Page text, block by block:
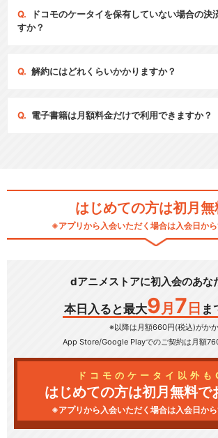
ドコモのケータイを保有していない場合の決
すか？
解約にはどれくらいかかりますか？
電子書籍は月額料金だけで利用できますか？
はじめての方は初月無
※アプリから入会いただく場合は入会日か
dアニメストアに初入会のあな
本日入ると最大9 月 7 日 ま
※以降は月額660円(税込)がかか
App Store/Google Playでのご契約は月額
ドコモのケータイ以外も
はじめての方は初月無料で
※アプリから入会いただく場合は入会日か